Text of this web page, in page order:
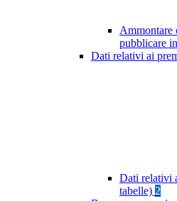
Ammontare
pubblicare
Dati relativi ai
Dati relativi
tabelle) 2